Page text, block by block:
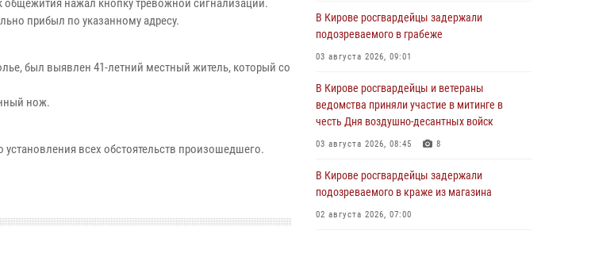
общежития нажал кнопку тревожной сигнализации.
прибыл по указанному адресу.
был выявлен 41-летний местный житель, который со
нож.
всех обстоятельств произошедшего.
В Кирове росгвардейцы задержали
подозреваемого в грабеже
03 августа 2026, 09:01
В Кирове росгвардейцы и ветераны
ведомства приняли участие в митинге в
честь Дня воздушно-десантных войск
03 августа 2026, 08:45 8
В Кирове росгвардейцы задержали
подозреваемого в краже из магазина
02 августа 2026, 07:00